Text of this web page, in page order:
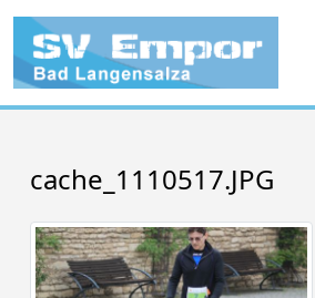
cache_1110517.JPG